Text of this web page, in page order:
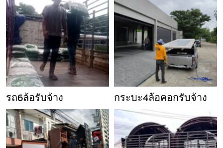
รถ6ล้อรับจ้าง กระบะ4ล้อคอกรับจ้าง